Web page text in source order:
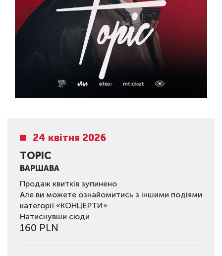
24 квітня 2026
TOPIC
ВАРШАВА
Продаж квитків зупинено
Але ви можете ознайомитись з іншими подіями
категорії «КОНЦЕРТИ»
Натиснувши сюди
160 PLN